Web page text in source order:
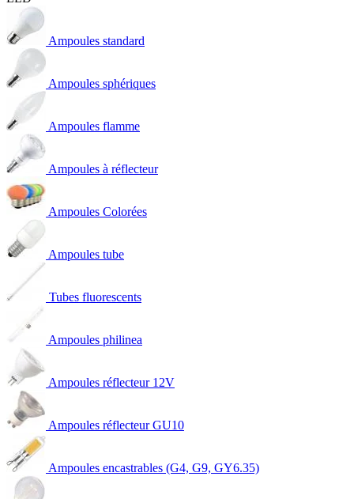
Ampoules standard
Ampoules sphériques
Ampoules flamme
Ampoules à réflecteur
Ampoules Colorées
Ampoules tube
Tubes fluorescents
Ampoules philinea
Ampoules réflecteur 12V
Ampoules réflecteur GU10
Ampoules encastrables (G4, G9, GY6.35)